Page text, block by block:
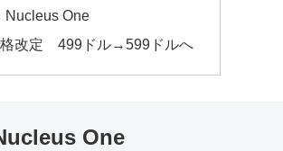
Nucleus One
格改定 499ドル→599ドルへ
One